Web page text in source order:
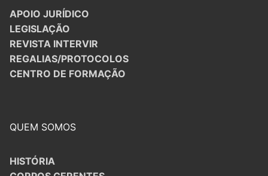
APOIO JURÍDICO
LEGISLAÇÃO
REVISTA INTERVIR
REGALIAS/PROTOCOLOS
CENTRO DE FORMAÇÃO
QUEM SOMOS
HISTÓRIA